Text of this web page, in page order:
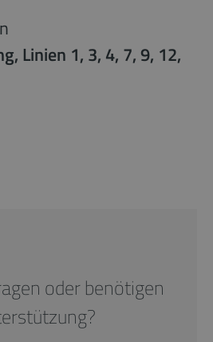
Linien 1, 3, 4, 7, 9, 12,
oder benötigen